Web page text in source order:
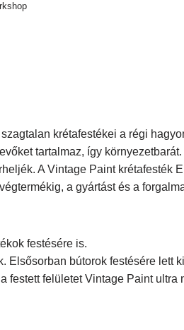
krétafestékei a régi
tartalmaz, így környezetbarát.
A Vintage Paint krétafesték
a gyártást és a
festésére is.
Elsősorban bútorok festésére lett
festett felületet Vintage Paint ultra